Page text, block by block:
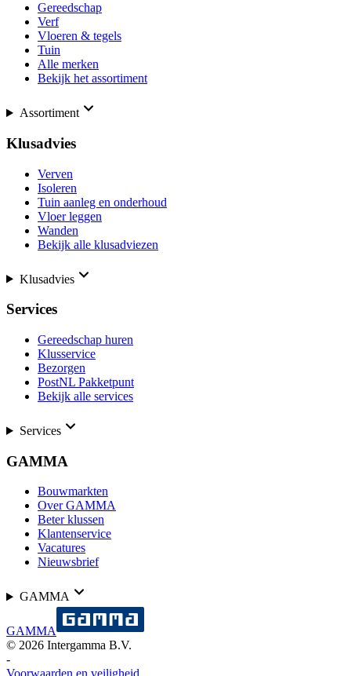
Gereedschap
Verf
Vloeren & tegels
Tuin
Alle merken
Bekijk het assortiment
Assortiment
Klusadvies
Verven
Isoleren
Tuin aanleg en onderhoud
Vloer leggen
Wanden
Bekijk alle klusadviezen
Klusadvies
Services
Gereedschap huren
Klusservice
Bezorgen
PostNL Pakketpunt
Bekijk alle services
Services
GAMMA
Bouwmarkten
Over GAMMA
Beter klussen
Klantenservice
Vacatures
Nieuwsbrief
GAMMA
GAMMA
© 2026 Intergamma B.V.
-